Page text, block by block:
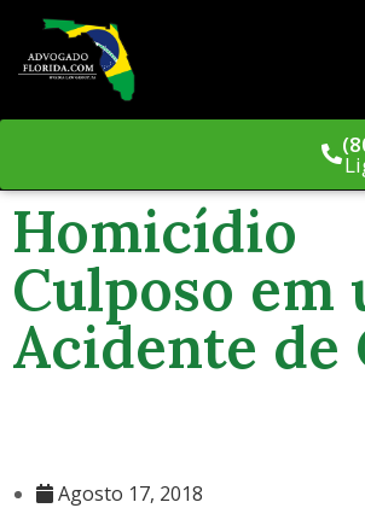
Homicídio
Culposo em
Acidente de
Agosto 17, 2018